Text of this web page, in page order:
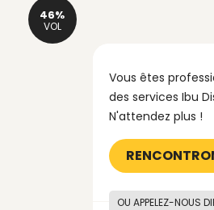
Vous êtes
des services Ibu
N'attendez plus !
OU APPELEZ-NOUS
46%
VOL